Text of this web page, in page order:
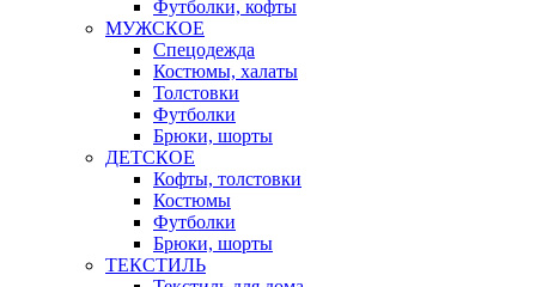
Футболки, кофты
МУЖСКОЕ
Спецодежда
Костюмы, халаты
Толстовки
Футболки
Брюки, шорты
ДЕТСКОЕ
Кофты, толстовки
Костюмы
Футболки
Брюки, шорты
ТЕКСТИЛЬ